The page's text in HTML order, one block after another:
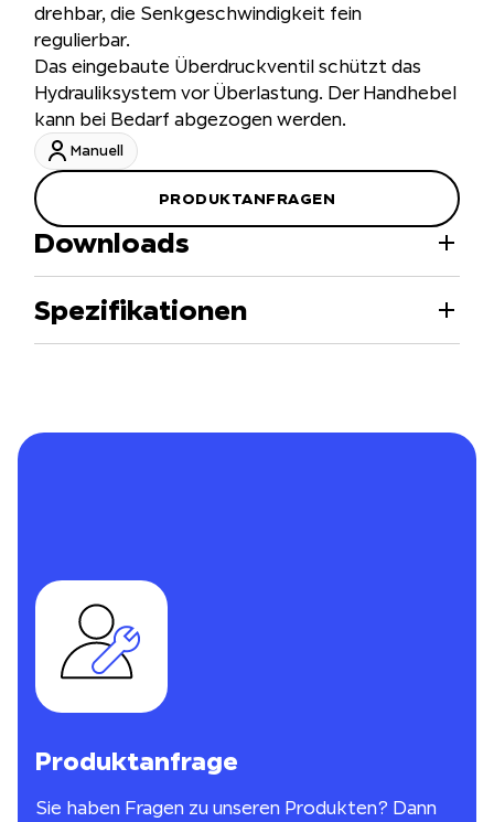
drehbar, die Senkgeschwindigkeit fein
regulierbar.
Das eingebaute Überdruckventil schützt das
Hydrauliksystem vor Überlastung. Der Handhebel
kann bei Bedarf abgezogen werden.
Manuell
PRODUKTANFRAGEN
Downloads
Spezifikationen
Produktanfrage
Sie haben Fragen zu unseren Produkten? Dann